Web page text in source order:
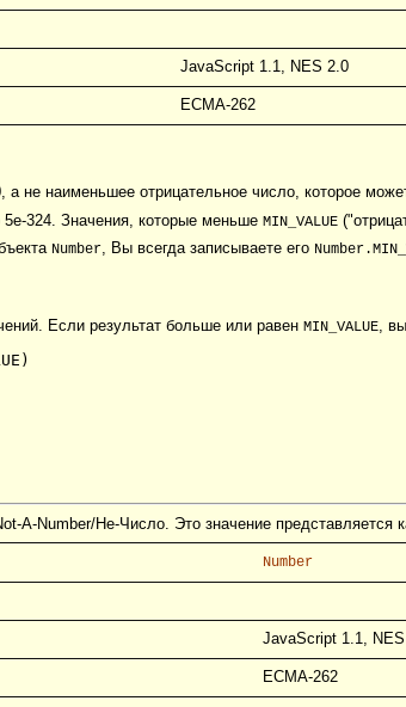
JavaScript 1.1, NES 2.0
ECMA-262
а не наименьшее отрицательное число, которое
5e-324. Значения, которые меньше MIN_VALUE
Number, Вы всегда записываете его
Если результат больше или равен MIN_VALUE ,
A-Number/Не-Число. Это значение представляется
Number
JavaScript 1.1,
ECMA-262